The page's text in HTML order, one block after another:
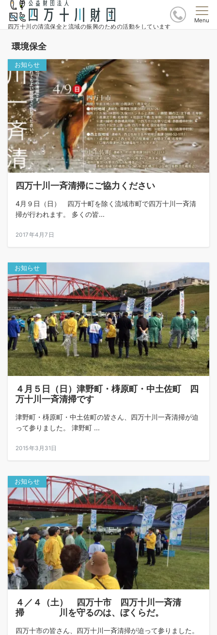
四万十川の清流保全と流域の振興のための活動をしています
Menu
環境保全
お知らせ
四万十川一斉清掃にご協力ください
4月９日（日） 四万十町を除く流域市町で四万十川一斉清
掃が行われます。 多くの皆...
2017年4月7日
お知らせ
４月５日（日）津野町・梼原町・中土佐町 四
万十川一斉清掃です
津野町・梼原町・中土佐町の皆さん、四万十川一斉清掃が迫
って参りました。 津野町 ...
2015年3月31日
お知らせ
４／４（土） 四万十市 四万十川一斉清
掃 川を守るのは、ぼくらだ。
四万十市の皆さん、四万十川一斉清掃が迫って参りました。